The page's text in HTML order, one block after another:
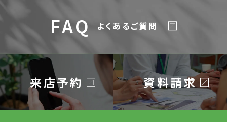
FAQ よくあるご質問
来店予約 資料請求